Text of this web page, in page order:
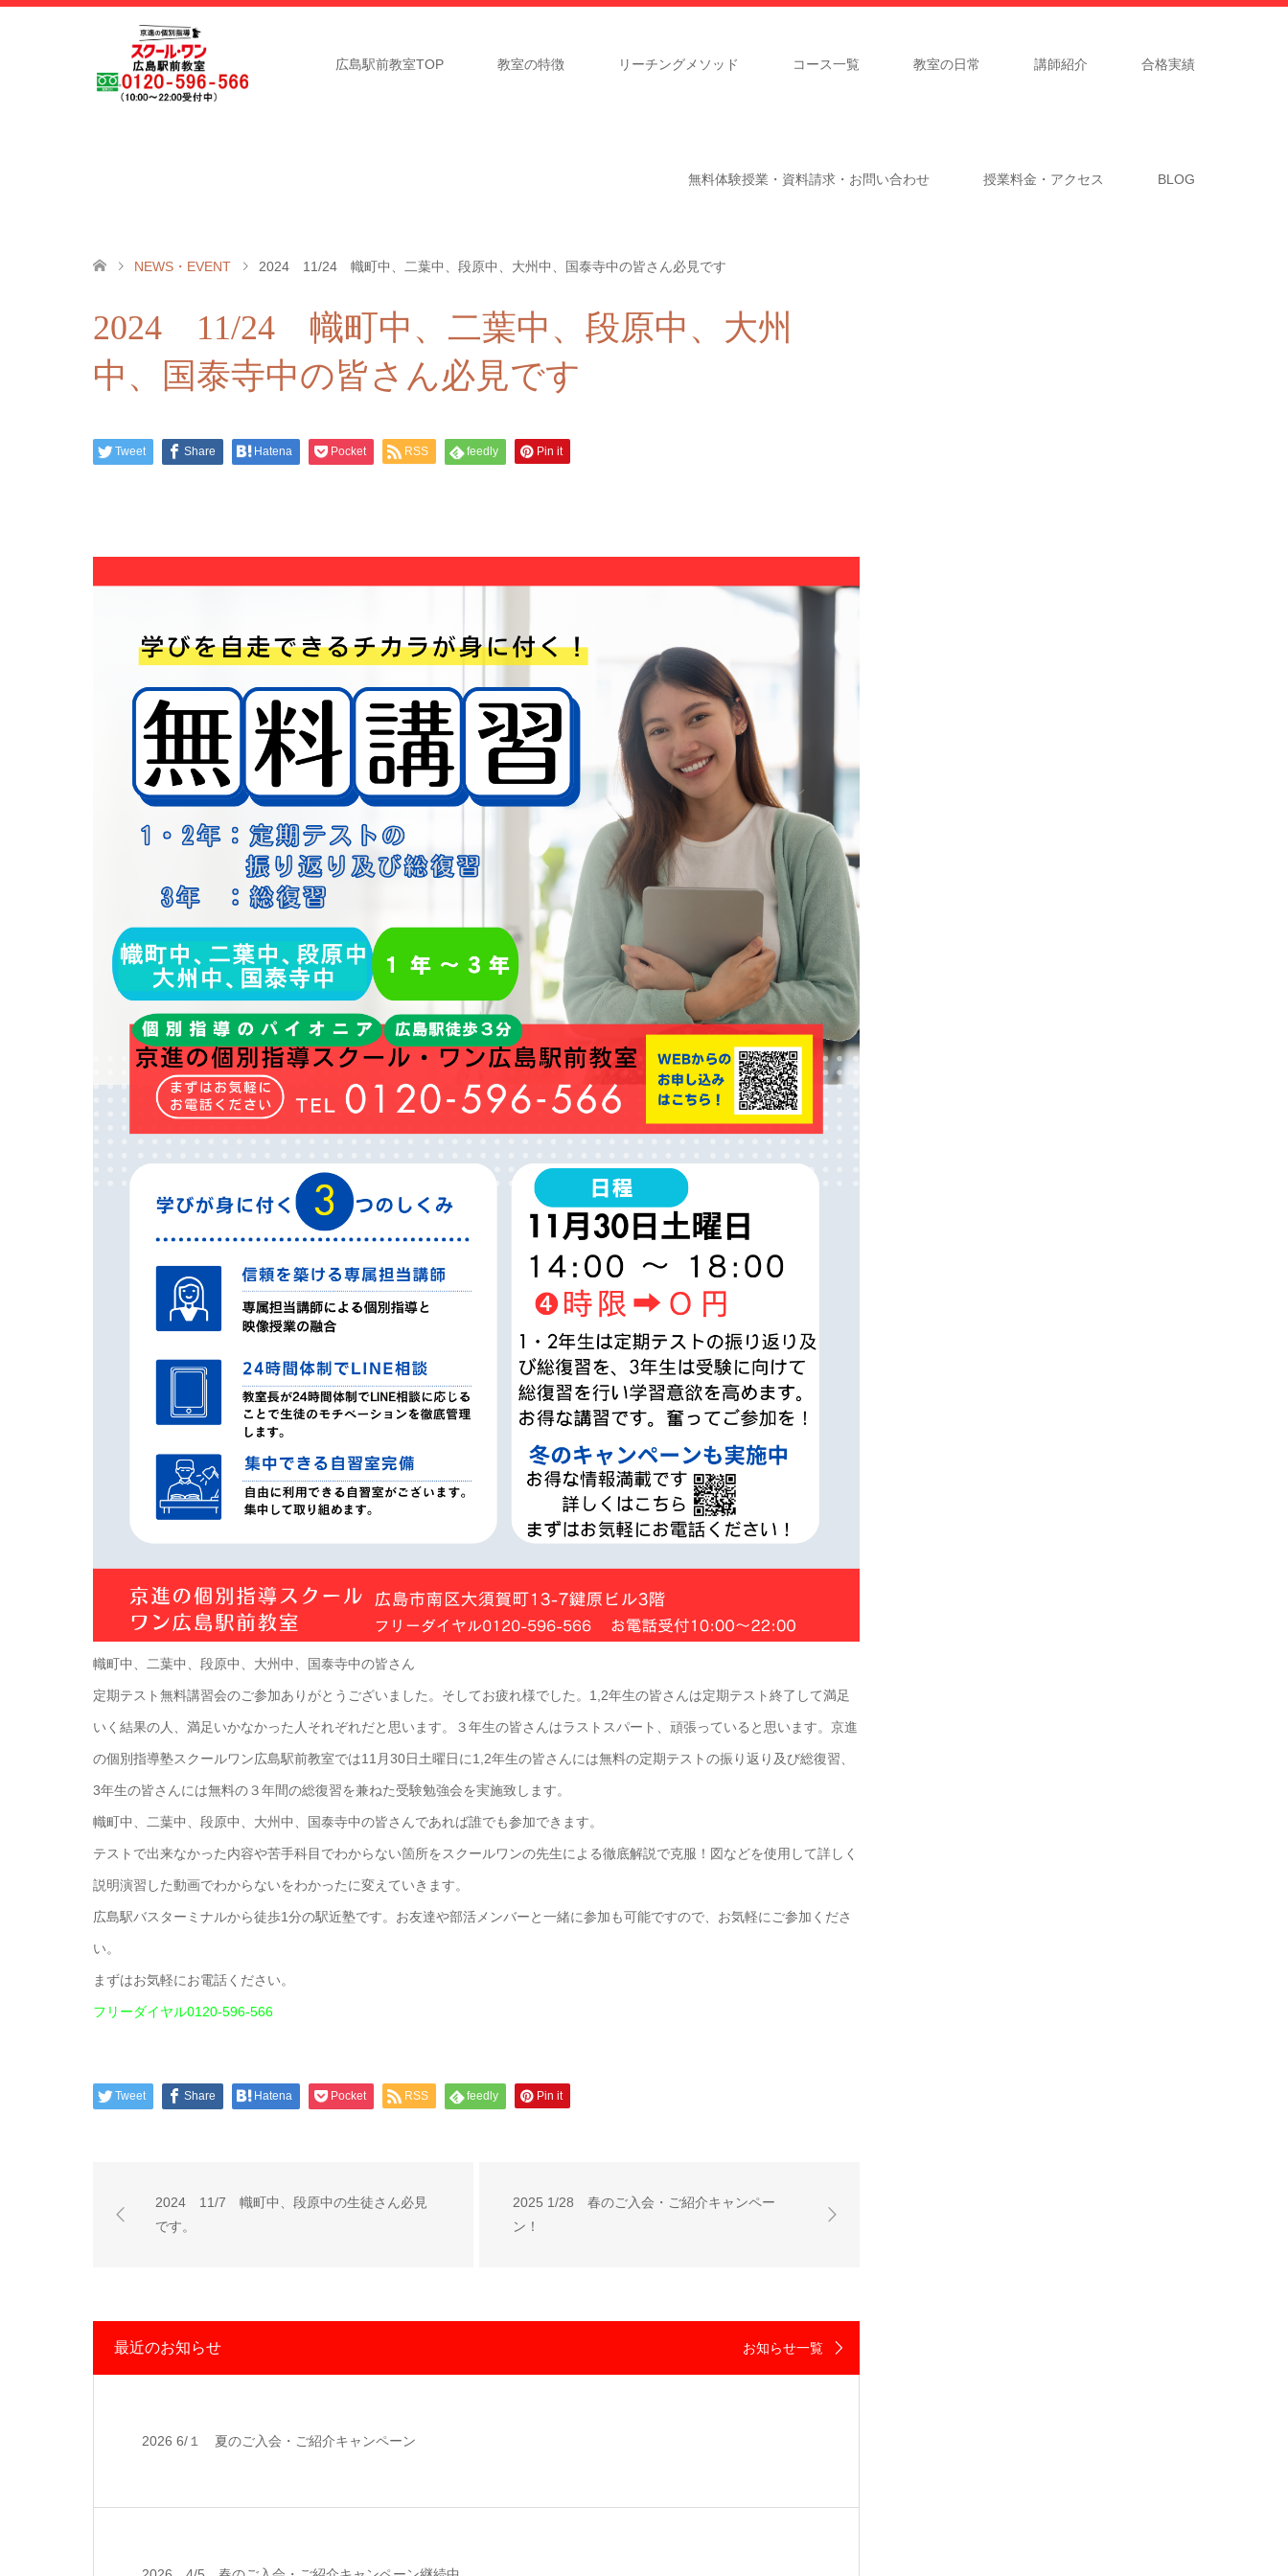
広島駅前教室TOP 教室の特徴 リーチングメソッド コース一覧 教室の日常 講師紹介 合格実績
無料体験授業・資料請求・お問い合わせ 授業料金・アクセス BLOG
NEWS・EVENT 2024 11/24 幟町中、二葉中、段原中、大州中、国泰寺中の皆さん必見です
2024 11/24 幟町中、二葉中、段原中、大州
中、国泰寺中の皆さん必見です
Tweet Share Hatena Pocket RSS feedly Pin it
幟町中、二葉中、段原中、大州中、国泰寺中の皆さん
定期テスト無料講習会のご参加ありがとうございました。そしてお疲れ様でした。1,2年生の皆さんは定期テスト終了して満足
いく結果の人、満足いかなかった人それぞれだと思います。３年生の皆さんはラストスパート、頑張っていると思います。京進
の個別指導塾スクールワン広島駅前教室では11月30日土曜日に1,2年生の皆さんには無料の定期テストの振り返り及び総復習、
3年生の皆さんには無料の３年間の総復習を兼ねた受験勉強会を実施致します。
幟町中、二葉中、段原中、大州中、国泰寺中の皆さんであれば誰でも参加できます。
テストで出来なかった内容や苦手科目でわからない箇所をスクールワンの先生による徹底解説で克服！図などを使用して詳しく
説明演習した動画でわからないをわかったに変えていきます。
広島駅バスターミナルから徒歩1分の駅近塾です。お友達や部活メンバーと一緒に参加も可能ですので、お気軽にご参加くださ
い。
まずはお気軽にお電話ください。
フリーダイヤル0120-596-566
Tweet Share Hatena Pocket RSS feedly Pin it
2024 11/7 幟町中、段原中の生徒さん必見
です。
2025 1/28 春のご入会・ご紹介キャンペー
ン！
最近のお知らせ お知らせ一覧
2026 6/１ 夏のご入会・ご紹介キャンペーン